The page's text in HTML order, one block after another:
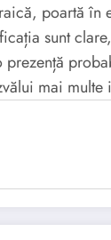
poartă
sunt
prezență
mai